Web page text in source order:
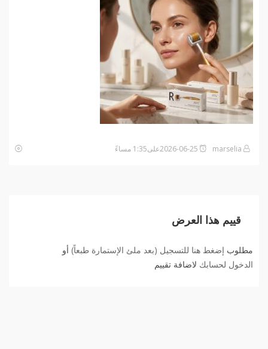
قييم هذا العرض
مطلوب إضغط هنا للتسجيل (بعد ملئ الإستمارة طبعاً) أو
الدخول لحسابك لاضافة تقييم